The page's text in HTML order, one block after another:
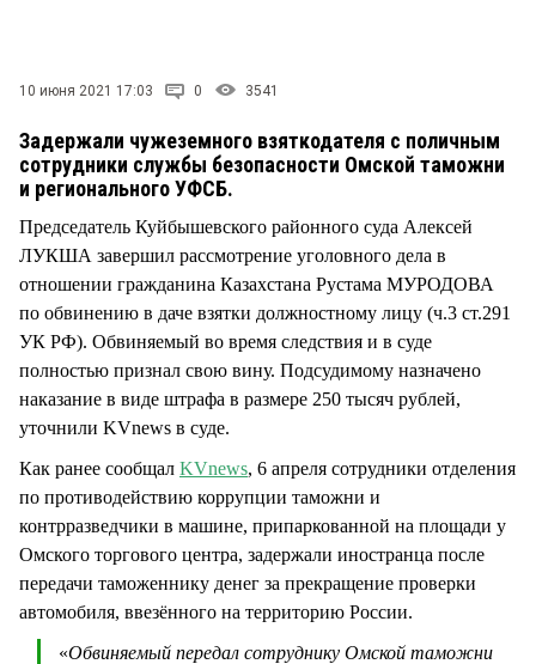
10 июня 2021 17:03 0 3541
Задержали чужеземного взяткодателя с поличным
сотрудники службы безопасности Омской таможни
и регионального УФСБ.
Председатель Куйбышевского районного суда Алексей
ЛУКША завершил рассмотрение уголовного дела в
отношении гражданина Казахстана Рустама МУРОДОВА
по обвинению в даче взятки должностному лицу (ч.3 ст.291
УК РФ). Обвиняемый во время следствия и в суде
полностью признал свою вину. Подсудимому назначено
наказание в виде штрафа в размере 250 тысяч рублей,
уточнили KVnews в суде.
Как ранее сообщал KVnews, 6 апреля сотрудники отделения
по противодействию коррупции таможни и
контрразведчики в машине, припаркованной на площади у
Омского торгового центра, задержали иностранца после
передачи таможеннику денег за прекращение проверки
автомобиля, ввезённого на территорию России.
«Обвиняемый передал сотруднику Омской таможни